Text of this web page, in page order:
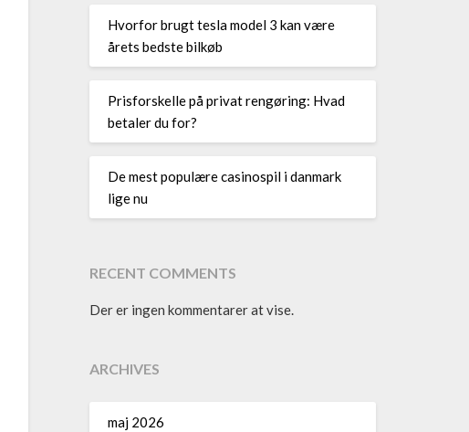
Hvorfor brugt tesla model 3 kan være
årets bedste bilkøb
Prisforskelle på privat rengøring: Hvad
betaler du for?
De mest populære casinospil i danmark
lige nu
RECENT COMMENTS
Der er ingen kommentarer at vise.
ARCHIVES
maj 2026